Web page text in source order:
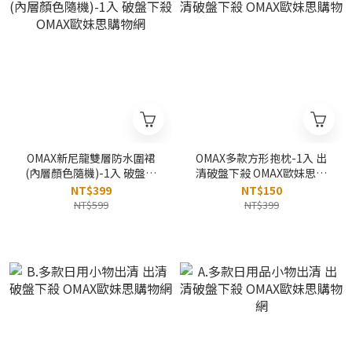
OMAX新尼龍雙層防水圍裙
(內層顏色隨機)-1入 破盤下
殺 OMAX歐妹思購物網
NT$399
NT$599
OMAX多款方形抱枕-1入 出
清破盤下殺 OMAX歐妹思購
物
NT$150
NT$399